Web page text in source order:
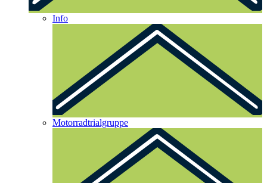
Info
Motorradtrialgruppe